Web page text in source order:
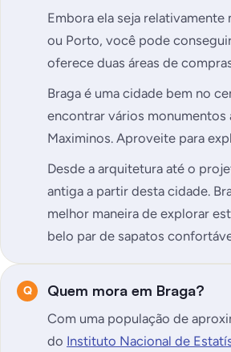
Embora ela seja
ou Porto, você pode
oferece duas áreas de
Braga é uma cidade bem no
encontrar vários monumentos
Maximinos. Aproveite para
Desde a arquitetura até o
antiga a partir desta cidade.
melhor maneira de explorar
belo par de sapatos
Quem mora em Braga?
Com uma população de
do Instituto Nacional de